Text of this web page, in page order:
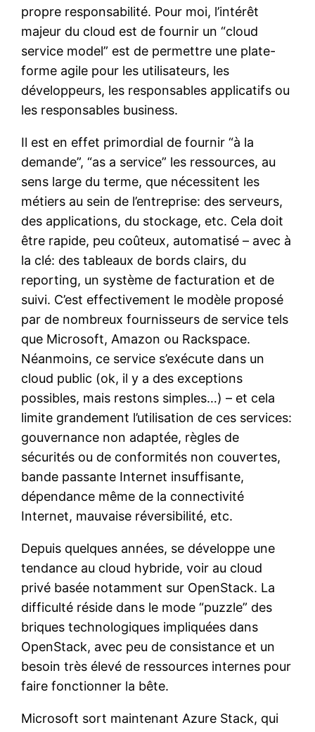
propre responsabilité. Pour moi, l’intérêt
majeur du cloud est de fournir un “cloud
service model” est de permettre une plate-
forme agile pour les utilisateurs, les
développeurs, les responsables applicatifs ou
les responsables business.
Il est en effet primordial de fournir “à la
demande”, “as a service” les ressources, au
sens large du terme, que nécessitent les
métiers au sein de l’entreprise: des serveurs,
des applications, du stockage, etc. Cela doit
être rapide, peu coûteux, automatisé – avec à
la clé: des tableaux de bords clairs, du
reporting, un système de facturation et de
suivi. C’est effectivement le modèle proposé
par de nombreux fournisseurs de service tels
que Microsoft, Amazon ou Rackspace.
Néanmoins, ce service s’exécute dans un
cloud public (ok, il y a des exceptions
possibles, mais restons simples…) – et cela
limite grandement l’utilisation de ces services:
gouvernance non adaptée, règles de
sécurités ou de conformités non couvertes,
bande passante Internet insuffisante,
dépendance même de la connectivité
Internet, mauvaise réversibilité, etc.
Depuis quelques années, se développe une
tendance au cloud hybride, voir au cloud
privé basée notamment sur OpenStack. La
difficulté réside dans le mode “puzzle” des
briques technologiques impliquées dans
OpenStack, avec peu de consistance et un
besoin très élevé de ressources internes pour
faire fonctionner la bête.
Microsoft sort maintenant Azure Stack, qui